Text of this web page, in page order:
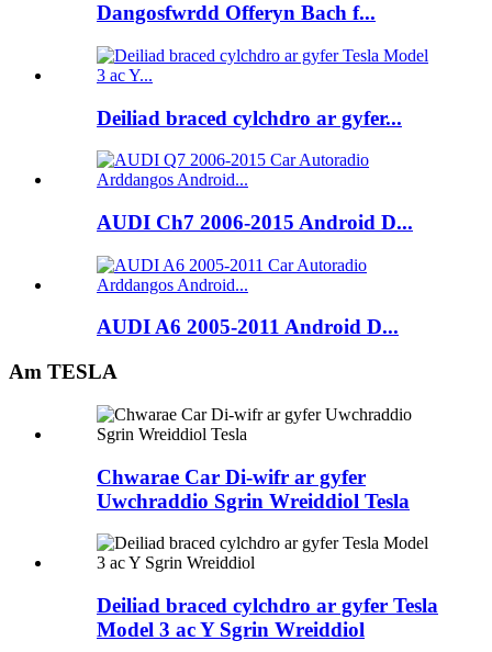
Dangosfwrdd Offeryn Bach f...
Deiliad braced cylchdro ar gyfer...
AUDI Ch7 2006-2015 Android D...
AUDI A6 2005-2011 Android D...
Am TESLA
Chwarae Car Di-wifr ar gyfer
Uwchraddio Sgrin Wreiddiol Tesla
Deiliad braced cylchdro ar gyfer Tesla
Model 3 ac Y Sgrin Wreiddiol